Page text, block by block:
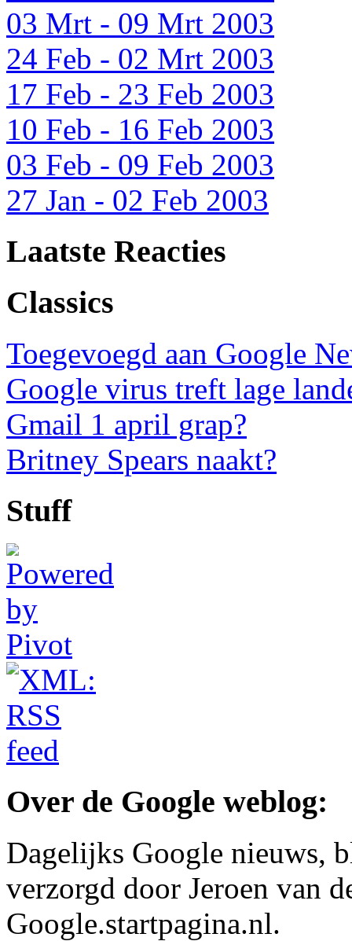
03 Mrt - 09 Mrt 2003
24 Feb - 02 Mrt 2003
17 Feb - 23 Feb 2003
10 Feb - 16 Feb 2003
03 Feb - 09 Feb 2003
27 Jan - 02 Feb 2003
Laatste Reacties
Classics
Toegevoegd aan Google
Google virus treft lage
Gmail 1 april grap?
Britney Spears naakt?
Stuff
Over de Google weblog:
Dagelijks Google nieuws,
verzorgd door Jeroen van
Google.startpagina.nl.